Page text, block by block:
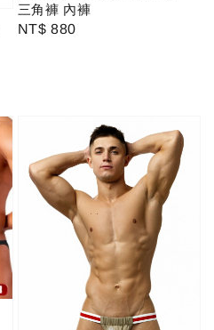
三角褲 內褲
Regular
NT$ 880